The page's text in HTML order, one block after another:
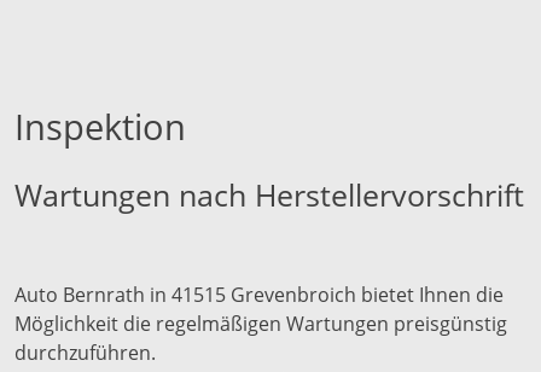
Inspektion
Wartungen nach Herstellervorschrift
Auto Bernrath in 41515 Grevenbroich bietet Ihnen die
Möglichkeit die regelmäßigen Wartungen preisgünstig
durchzuführen.